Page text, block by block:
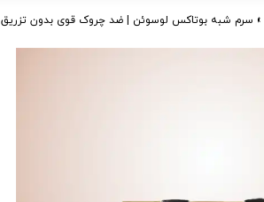
» سرم شبه بوتاکس لوسوئن | ضد چروک قوی بدون تزریق